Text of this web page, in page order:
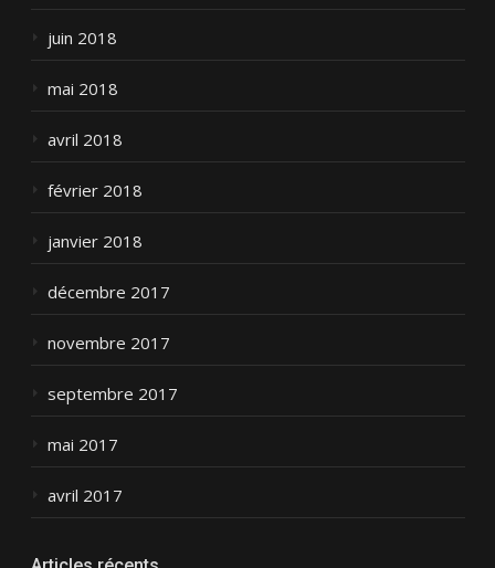
juin 2018
mai 2018
avril 2018
février 2018
janvier 2018
décembre 2017
novembre 2017
septembre 2017
mai 2017
avril 2017